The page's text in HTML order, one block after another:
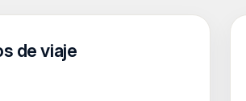
de viaje